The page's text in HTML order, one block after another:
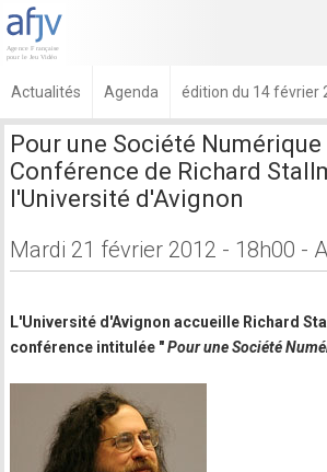
Actualités Agenda édition du 14 février
Pour une Société Numérique
Conférence de Richard
l'Université d'Avignon
Mardi 21 février 2012 - 18h00 -
L'Université d'Avignon accueille Richard
conférence intitulée "Pour une Société